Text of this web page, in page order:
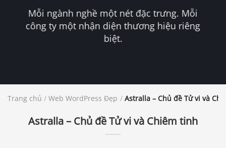
Mỗi ngành nghề một nét đặc trưng. Mỗi
công ty một nhận diện thương hiệu riêng
biệt.
Trang chủ / Web WordPress Đẹp / Astralla – Chủ đề Tử vi và
Astralla – Chủ đề Tử vi và Chiêm tinh